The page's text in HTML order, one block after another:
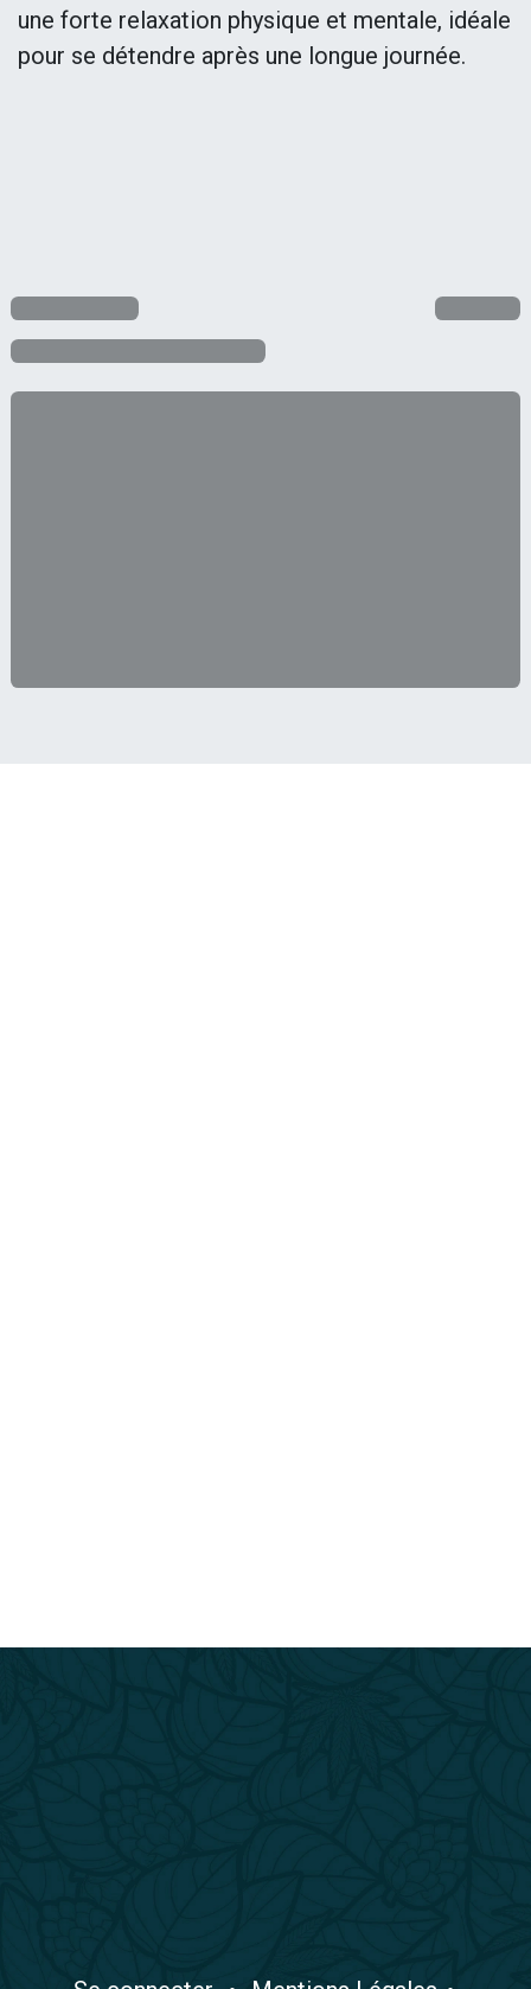
une forte relaxation physique et mentale, idéale
pour se détendre après une longue journée.